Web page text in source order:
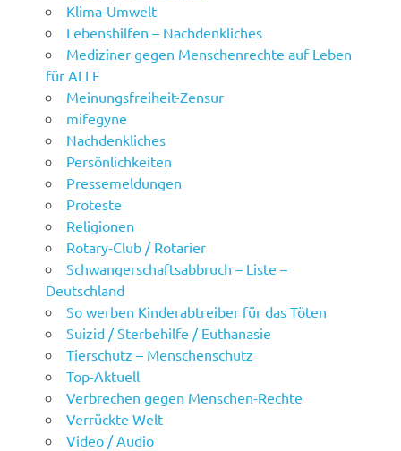
Klima-Umwelt
Lebenshilfen – Nachdenkliches
Mediziner gegen Menschenrechte auf Leben
für ALLE
Meinungsfreiheit-Zensur
mifegyne
Nachdenkliches
Persönlichkeiten
Pressemeldungen
Proteste
Religionen
Rotary-Club / Rotarier
Schwangerschaftsabbruch – Liste –
Deutschland
So werben Kinderabtreiber für das Töten
Suizid / Sterbehilfe / Euthanasie
Tierschutz – Menschenschutz
Top-Aktuell
Verbrechen gegen Menschen-Rechte
Verrückte Welt
Video / Audio